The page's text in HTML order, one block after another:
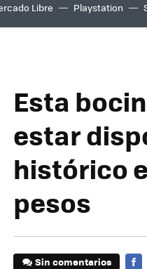
Libre Playstation
Esta
estar
histórico
pesos
Sin comentarios